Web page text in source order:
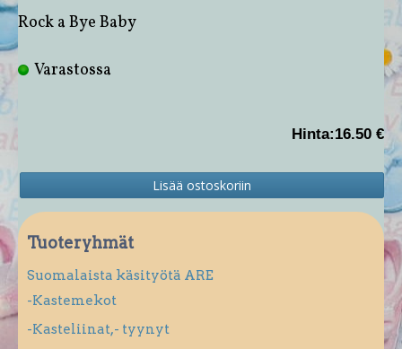
Rock a Bye Baby
Varastossa
Hinta:16.50 €
Tuoteryhmät
Suomalaista käsityötä ARE
-Kastemekot
-Kasteliinat,- tyynyt